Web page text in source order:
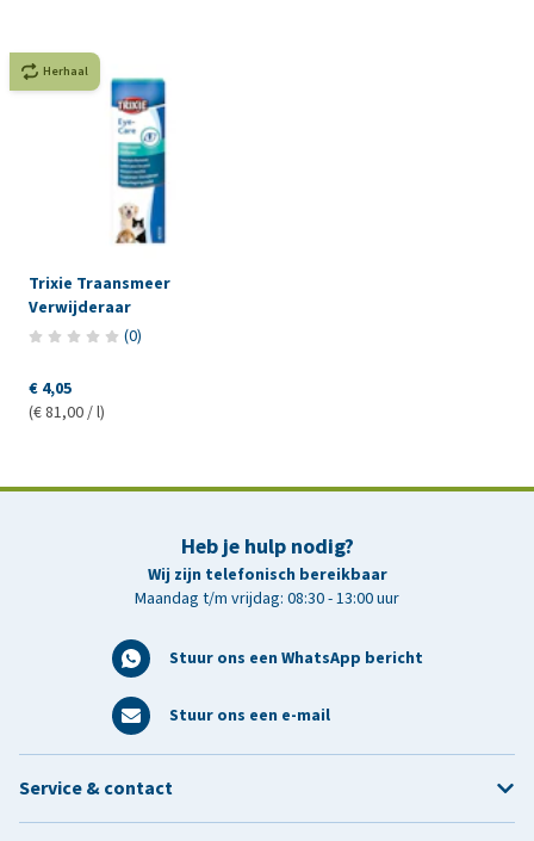
Herhaal
Trixie Traansmeer
Verwijderaar
(0)
€ 4,05
(€ 81,00 / l)
Heb je hulp nodig?
Wij zijn telefonisch bereikbaar
Maandag t/m vrijdag: 08:30 - 13:00 uur
Stuur ons een WhatsApp bericht
Stuur ons een e-mail
Service & contact